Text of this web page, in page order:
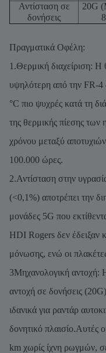
Αντίσταση σε
δονήσεις
20G
Πραγματικά Οφέλη:
1.Θερμική διαχείριση:
υψηλότερη από την FR-4
°C πιο ψυχρές κατά τη
της θερμικής πίεσης
χρόνου μεταξύ
100.000 ώρες.
2.Αντίσταση στην
(<0,1%) αποτρέπει την
μονάδες 5G που
HDI Rogers δεν έδειξαν
μόνωσης, ενώ οι
3Μηχανολογική αντοχή:
αντοχή σε δονήσεις
ιδανικά για ραντάρ
δονητικό πλαισίο.Αυτές
km χωρίς ίχνη ρωγμών,